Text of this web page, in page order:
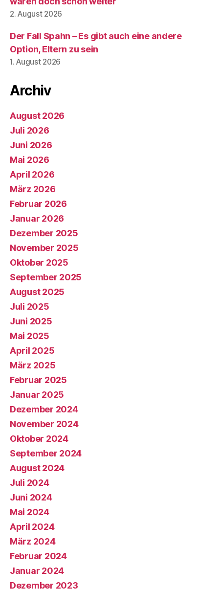
2. August 2026
Der Fall Spahn – Es gibt auch eine andere
Option, Eltern zu sein
1. August 2026
Archiv
August 2026
Juli 2026
Juni 2026
Mai 2026
April 2026
März 2026
Februar 2026
Januar 2026
Dezember 2025
November 2025
Oktober 2025
September 2025
August 2025
Juli 2025
Juni 2025
Mai 2025
April 2025
März 2025
Februar 2025
Januar 2025
Dezember 2024
November 2024
Oktober 2024
September 2024
August 2024
Juli 2024
Juni 2024
Mai 2024
April 2024
März 2024
Februar 2024
Januar 2024
Dezember 2023